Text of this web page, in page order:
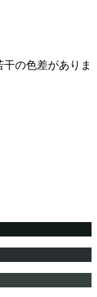
の色差がありま